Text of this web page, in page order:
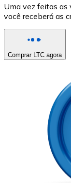
Uma vez feitas as
você receberá as
Comprar LTC agora